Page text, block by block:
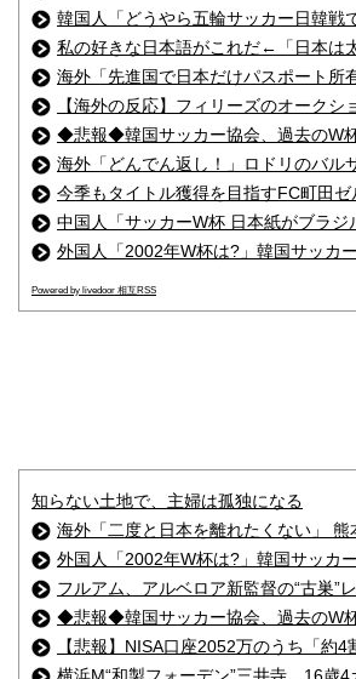
韓国人「どうやら五輪サッカー日韓戦
私の好きな日本語がこれだ←「日本は
海外「先進国で日本だけパスポート所
【海外の反応】フィリーズのオークシ
◆悲報◆韓国サッカー協会、過去のW杯
海外「どんでん返し！」ロドリのバル
今季もタイトル獲得を目指すFC町田ゼ
中国人「サッカーW杯 日本紙がブラジ
外国人「2002年W杯は?」韓国サッカー
Powered by livedoor 相互RSS
知らない土地で、主婦は孤独になる
海外「二度と日本を離れたくない」 熊
外国人「2002年W杯は?」韓国サッカー
フルアム、アルベロア新監督の“古巣”
◆悲報◆韓国サッカー協会、過去のW杯
【悲報】NISA口座2052万のうち「約4